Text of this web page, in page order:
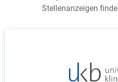
Stellenanzeigen